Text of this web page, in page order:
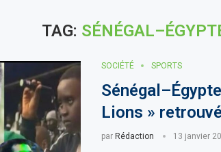
TAG:
SOCIÉTÉ SPORTS
Lions » retrouvé
par Rédaction 13 janvier